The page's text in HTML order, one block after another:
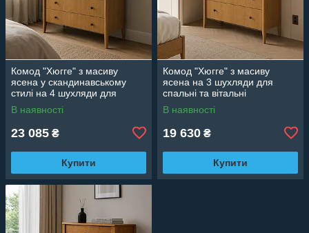
Комод "Хюгге" з масиву
ясена у скандинавському
стилі на 4 шухляди для
спальні та вітальні
В наявності
23 085 ₴
Купити
Комод "Хюгге" з масиву
ясена на 3 шухляди для
спальні та вітальні
В наявності
19 630 ₴
Купити